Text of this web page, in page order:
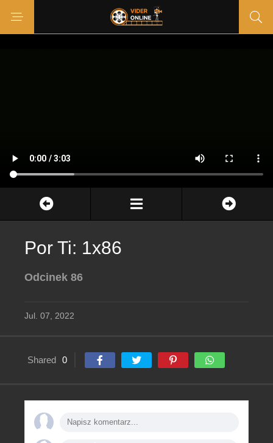
Por Ti: 1x86
Odcinek 86
Jul. 07, 2022
Shared 0